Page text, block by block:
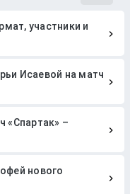
участники и
Исаевой на матч
«Спартак» –
нового